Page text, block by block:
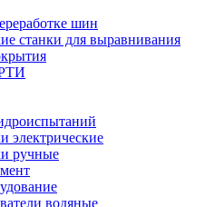
шин
станки для выравнивания
электрические
ручные
водяные